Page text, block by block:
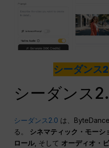
シーダンス
シーダンス
シーダンス2.0 は、
る。 シネマティック・モーシ
ロール, そして オーディオ・